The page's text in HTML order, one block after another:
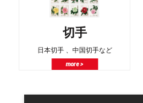
切手
日本切手 、中国切手など
more >